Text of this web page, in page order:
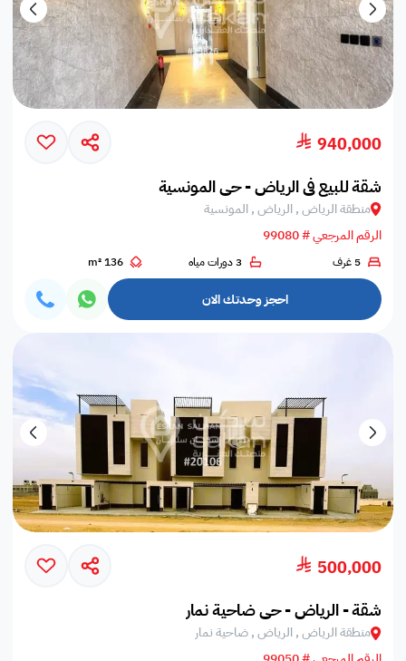
940,000
شقة للبيع في الرياض - حي المونسية
منطقة الرياض , الرياض , المونسية
الرقم المرجعي # 99080
5 غرف 3 دورات مياه 136 m²
احجز وحدتك الان
500,000
شقة - الرياض - حي ضاحية نمار
منطقة الرياض , الرياض , ضاحية نمار